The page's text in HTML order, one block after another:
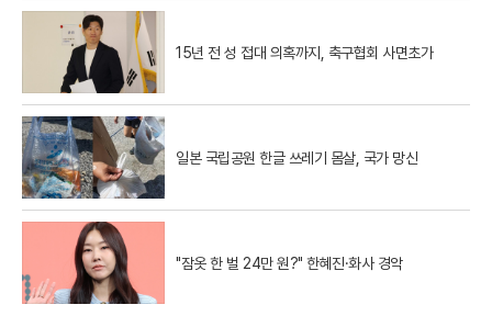
15년 전 성 접대 의혹까지, 축구협회 사면초가
일본 국립공원 한글 쓰레기 몸살, 국가 망신
"잠옷 한 벌 24만 원?" 한혜진·화사 경악